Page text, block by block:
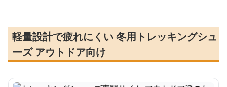
軽量設計で疲れにくい 冬用トレッキングシュ
ーズ アウトドア向け